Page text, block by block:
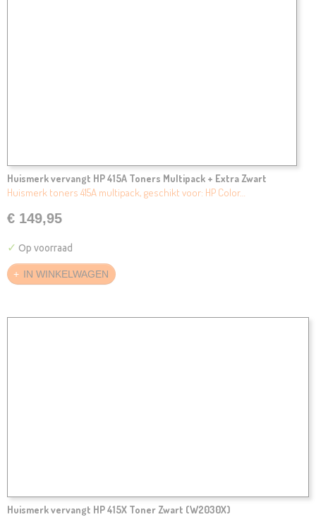
Huismerk vervangt HP 415A Toners Multipack + Extra Zwart
Huismerk toners 415A multipack, geschikt voor: HP Color…
€ 149,95
✓ Op voorraad
IN WINKELWAGEN
Huismerk vervangt HP 415X Toner Zwart (W2030X)